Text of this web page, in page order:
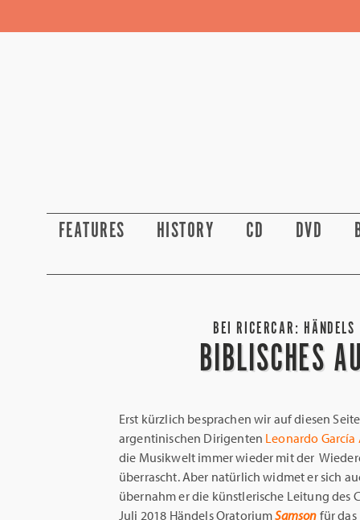
FEATURES HISTORY CD DVD
BEI RICERCAR:
BIBLISCHES
Erst kürzlich besprachen wir auf diesen
argentinischen Dirigenten Leonardo García
die Musikwelt immer wieder mit der
überrascht. Aber natürlich widmet er sich
übernahm er die künstlerische Leitung des
Juli 2018 Händels OratoriumSamson für